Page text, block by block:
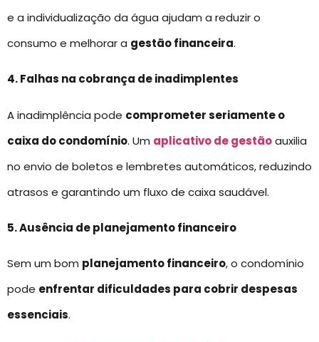
e a individualização da água ajudam a reduzir o
consumo e melhorar a gestão financeira.
4. Falhas na cobrança de inadimplentes
A inadimplência pode comprometer seriamente o
caixa do condomínio. Um aplicativo de gestãoauxilia
no envio de boletos e lembretes automáticos, reduzindo
atrasos e garantindo um fluxo de caixa saudável.
5. Ausência de planejamento financeiro
Sem um bom planejamento financeiro, o condomínio
pode enfrentar dificuldades para cobrir despesas
essenciais.